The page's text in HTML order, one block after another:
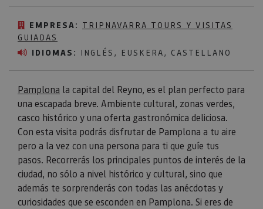
EMPRESA: TRIPNAVARRA TOURS Y VISITAS
GUIADAS
IDIOMAS: INGLÉS, EUSKERA, CASTELLANO
Pamplona la capital del Reyno, es el plan perfecto para
una escapada breve. Ambiente cultural, zonas verdes,
casco histórico y una oferta gastronómica deliciosa.
Con esta visita podrás disfrutar de Pamplona a tu aire
pero a la vez con una persona para ti que guíe tus
pasos. Recorrerás los principales puntos de interés de la
ciudad, no sólo a nivel histórico y cultural, sino que
además te sorprenderás con todas las anécdotas y
curiosidades que se esconden en Pamplona. Si eres de